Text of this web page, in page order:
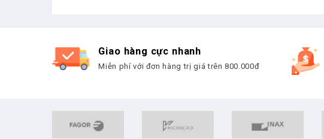
Giao hàng cực nhanh
Miễn phí với đơn hàng trị giá trên 800.000đ